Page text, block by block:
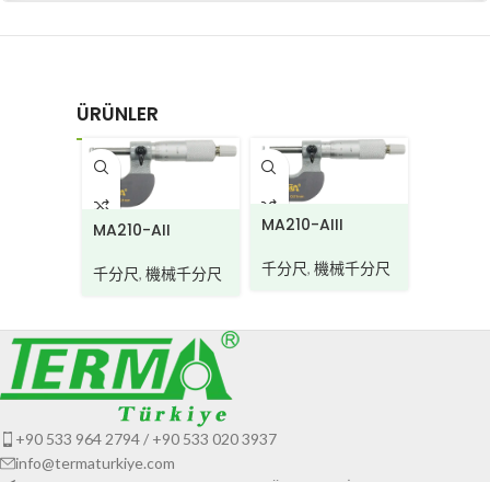
ÜRÜNLER
MA210-AII
千分尺, 機械千分尺
MA210-AIII
千分尺, 機械千分尺
+90 533 964 2794 / +90 533 020 3937
info@termaturkiye.com